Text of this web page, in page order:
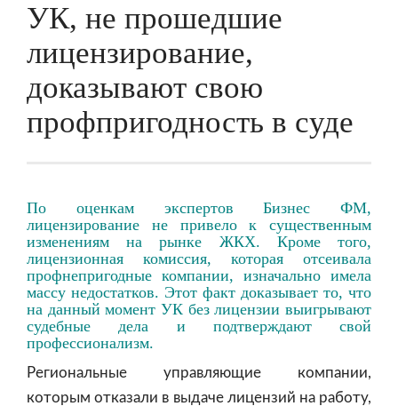
УК, не прошедшие
лицензирование,
доказывают свою
профпригодность в суде
По оценкам экспертов Бизнес ФМ,
лицензирование не привело к существенным
изменениям на рынке ЖКХ. Кроме того,
лицензионная комиссия, которая отсеивала
профнепригодные компании, изначально имела
массу недостатков. Этот факт доказывает то, что
на данный момент УК без лицензии выигрывают
судебные дела и подтверждают свой
профессионализм.
Региональные управляющие компании,
которым отказали в выдаче лицензий на работу,